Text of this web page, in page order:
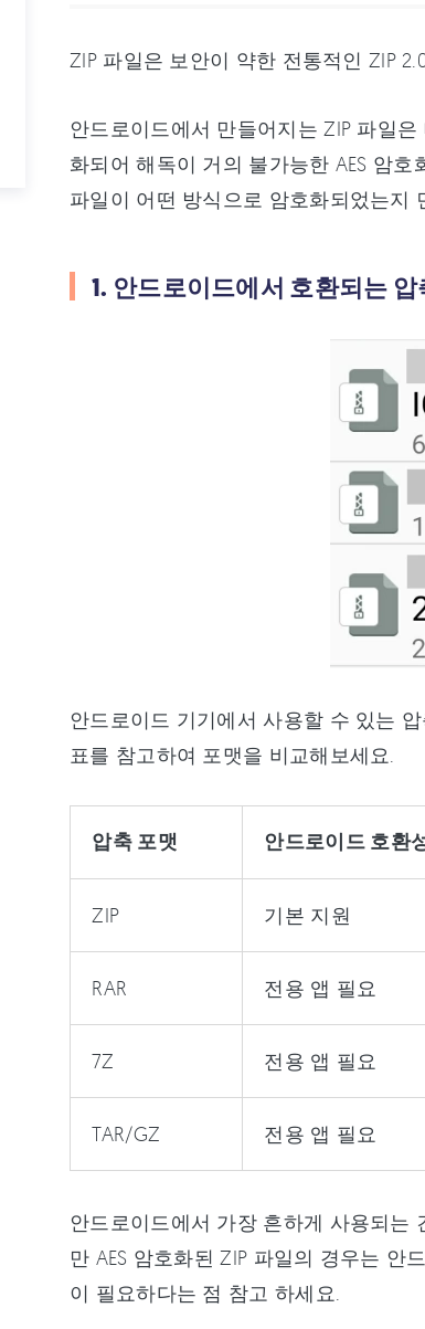
ZIP 파일은 보안이 약한 전통적인 ZIP
안드로이드에서 만들어지는 ZIP 파일
화되어 해독이 거의 불가능한 AES 암
파일이 어떤 방식으로 암호화되었는지
1. 안드로이드에서 호환되는
안드로이드 기기에서 사용할 수 있는
표를 참고하여 포맷을 비교해보세요.
압축 포맷 안드로이드 호환
ZIP 기본 지원
RAR 전용 앱 필요
7Z 전용 앱 필요
TAR/GZ 전용 앱 필요
안드로이드에서 가장 흔하게 사용되는
만 AES 암호화된 ZIP 파일의 경우는
이 필요하다는 점 참고 하세요.